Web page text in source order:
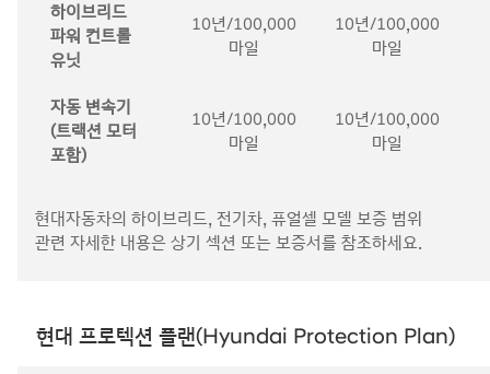
하이브리드
파워 컨트롤
유닛
10년/100,000
마일
10년/100,000
마일
자동 변속기
(트랙션 모터
포함)
10년/100,000
마일
10년/100,000
마일
현대자동차의 하이브리드, 전기차, 퓨얼셀 모델 보증 범위
관련 자세한 내용은 상기 섹션 또는 보증서를 참조하세요.
현대 프로텍션 플랜(Hyundai Protection Plan)